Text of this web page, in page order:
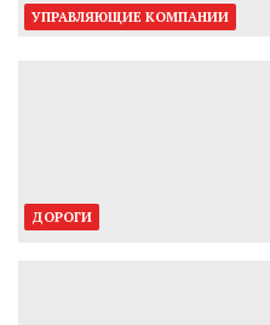
УПРАВЛЯЮЩИЕ КОМПАНИИ
ДОРОГИ